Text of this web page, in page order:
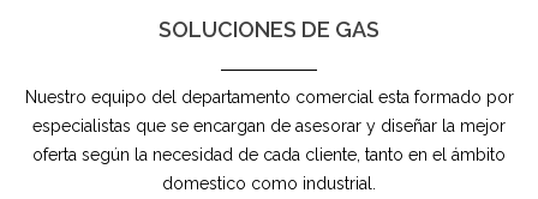
SOLUCIONES DE GAS
Nuestro equipo del departamento comercial esta formado por
especialistas que se encargan de asesorar y diseñar la mejor
oferta según la necesidad de cada cliente, tanto en el ámbito
domestico como industrial.